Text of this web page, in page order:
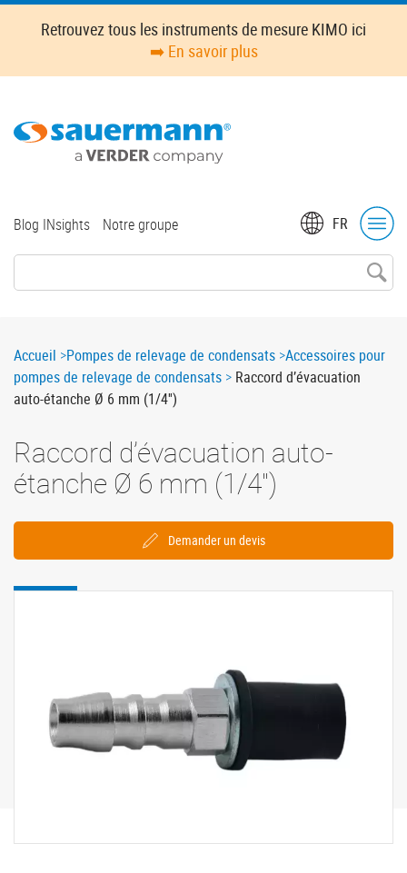
Skip
content
Retrouvez tous les instruments de mesure KIMO ici
➡️ En savoir plus
FR
Top
Blog INsights Notre groupe
Breadcrumb
Accueil Pompes de relevage de condensats Accessoires pour
pompes de relevage de condensats
Raccord d’évacuation
auto-étanche Ø 6 mm (1/4'')
Raccord d’évacuation auto-
étanche Ø 6 mm (1/4'')
Demander un devis